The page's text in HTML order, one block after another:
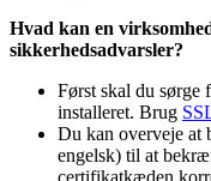
Hvad kan en
sikkerhedsadvarsler?
Først skal du sørge
installeret. Brug
Du kan overveje at
engelsk) til at